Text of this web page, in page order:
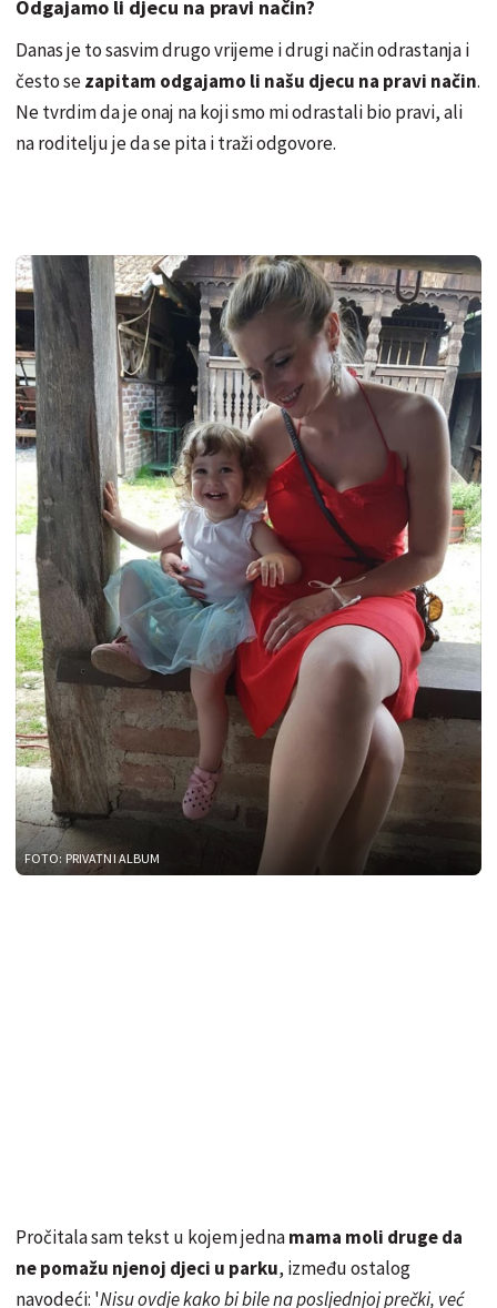
Odgajamo li djecu na pravi način?
Danas je to sasvim drugo vrijeme i drugi način odrastanja i
često sezapitam odgajamo li našu djecu na pravi način.
Ne tvrdim da je onaj na koji smo mi odrastali bio pravi, ali
na roditelju je da se pita i traži odgovore.
FOTO: PRIVATNI ALBUM
Pročitala sam tekst u kojem jednamama moli druge da
ne pomažu njenoj djeci u parku, između ostalog
navodeći: 'Nisu ovdje kako bi bile na posljednjoj prečki, već